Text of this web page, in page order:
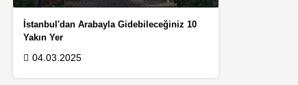
İstanbul'dan Arabayla Gidebileceğiniz 10
Yakın Yer
04.03.2025